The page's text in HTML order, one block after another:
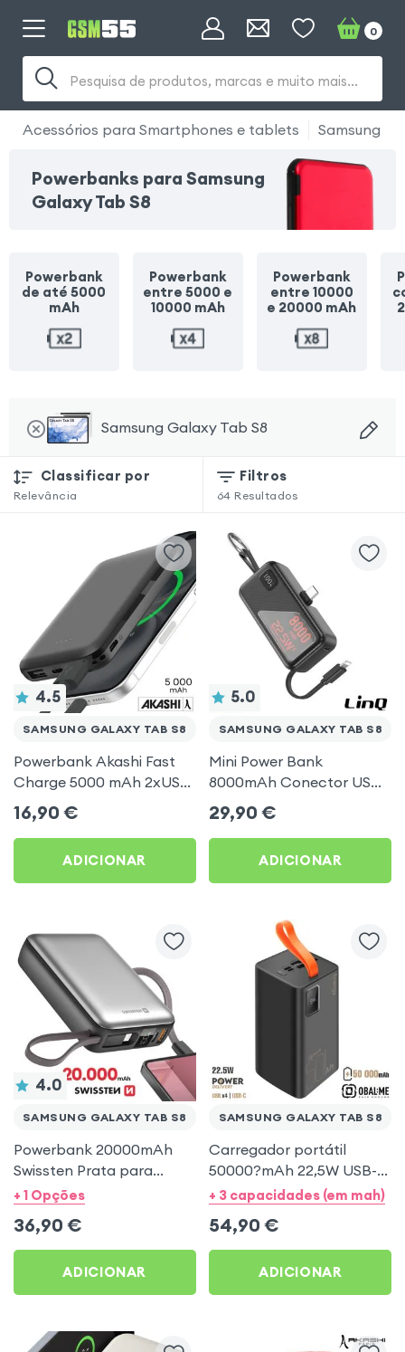
Pesquisa de produtos, marcas e muito mais...
0
Acessórios para Smartphones e tablets Samsung
Powerbanks para Samsung
Galaxy Tab S8
Powerbank
de até 5000
mAh
Powerbank
entre 5000 e
10000 mAh
Powerbank
entre 10000
e 20000 mAh
Samsung Galaxy Tab S8
Classificar por
Relevância
Filtros
64 Resultados
4.5
SAMSUNG GALAXY TAB S8
Powerbank Akashi Fast
Charge 5000 mAh 2xUSB
formato compacto -
preto para Samsung
Galaxy Tab S8
16,90 €
ADICIONAR
5.0
SAMSUNG GALAXY TAB S8
Mini Power Bank
8000mAh Conector USB-
C 22.5W LinQ Preto para
Samsung Galaxy Tab S8
29,90 €
ADICIONAR
4.0
SAMSUNG GALAXY TAB S8
Powerbank 20000mAh
Swissten Prata para
Samsung Galaxy Tab S8
+ 1 Opções
36,90 €
ADICIONAR
SAMSUNG GALAXY TAB S8
Carregador portátil
50000?mAh 22,5W USB-C
+ 4× USB com alça –
Galaxy Tab S8
+ 3 capacidades (em mah)
54,90 €
ADICIONAR